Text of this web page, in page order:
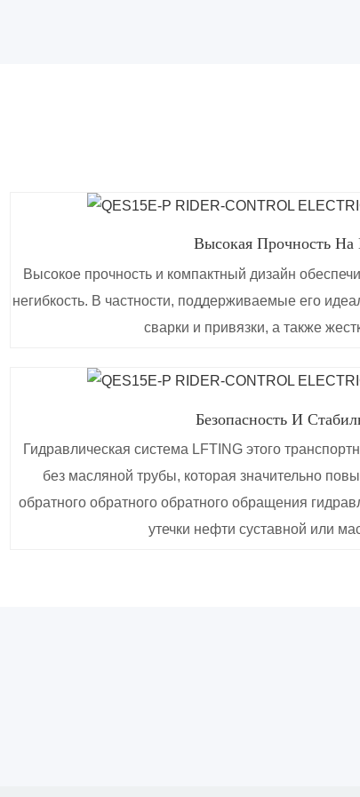
Высокая Прочность
Высокое прочность и компактный дизайн
негибкость. В частности, поддерживаемые его
сварки и привязки, а также
Безопасность И
Гидравлическая система LFTING этого
без масляной трубы, которая значительно
обратного обратного обратного обращения
утечки нефти суставной или